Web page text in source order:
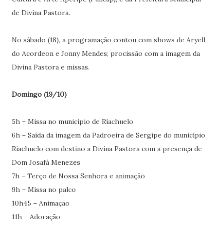
de Divina Pastora.
No sábado (18), a programação contou com shows de Aryell
do Acordeon e Jonny Mendes; procissão com a imagem da
Divina Pastora e missas.
Domingo (19/10)
5h – Missa no município de Riachuelo
6h – Saída da imagem da Padroeira de Sergipe do município
Riachuelo com destino a Divina Pastora com a presença de
Dom Josafá Menezes
7h – Terço de Nossa Senhora e animação
9h – Missa no palco
10h45 – Animação
11h – Adoração